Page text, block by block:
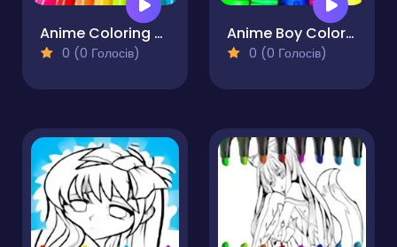
Anime Coloring Pages For Kids
0 (0 Голосів)
Anime Boy Coloring Pages
0 (0 Голосів)